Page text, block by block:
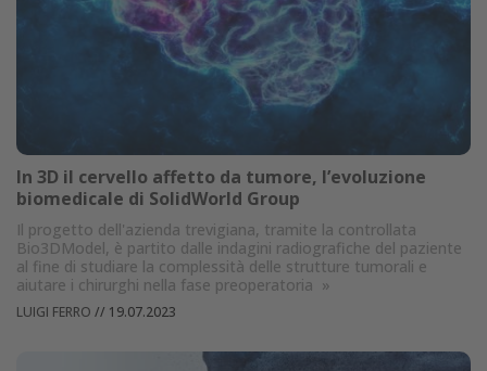
In 3D il cervello affetto da tumore, l’evoluzione
biomedicale di SolidWorld Group
Il progetto dell'azienda trevigiana, tramite la controllata
Bio3DModel, è partito dalle indagini radiografiche del paziente
al fine di studiare la complessità delle strutture tumorali e
aiutare i chirurghi nella fase preoperatoria »
LUIGI FERRO // 19.07.2023